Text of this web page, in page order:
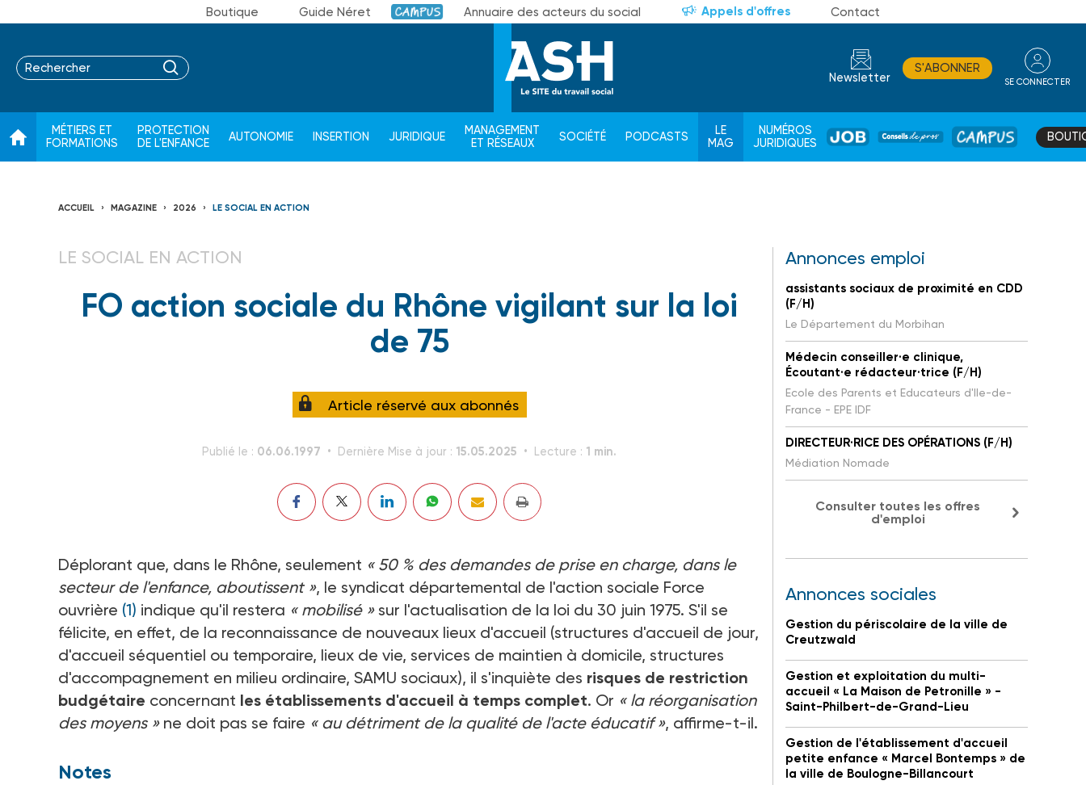
Boutique Guide Néret Campus Annuaire des acteurs du social Appels d'offres Contact
Newsletter
S'ABONNER
SE CONNECTER
MÉTIERS ET
FORMATIONS
PROTECTION
DE L'ENFANCE
AUTONOMIE INSERTION JURIDIQUE
MANAGEMENT
ET RÉSEAUX
SOCIÉTÉ PODCASTS
LE
MAG
NUMÉROS
JURIDIQUES
JOB
DE
CAMPUS
ACCUEIL MAGAZINE 2026 LE SOCIAL EN ACTION
LE SOCIAL EN ACTION
FO action sociale du Rhône vigilant sur la loi
de 75
Article réservé aux abonnés
Publié le : 06.06.1997 Dernière Mise à jour : 15.05.2025 Lecture : 1 min.
Déplorant que, dans le Rhône, seulement « 50 % des demandes de prise en charge, dans le
secteur de l'enfance, aboutissent », le syndicat départemental de l'action sociale Force
ouvrière (1) indique qu'il restera « mobilisé »sur l'actualisation de la loi du 30 juin 1975. S'il se
félicite, en effet, de la reconnaissance de nouveaux lieux d'accueil (structures d'accueil de jour,
d'accueil séquentiel ou temporaire, lieux de vie, services de maintien à domicile, structures
d'accompagnement en milieu ordinaire, SAMU sociaux), il s'inquiète des risques de restriction
budgétaire concernant les établissements d'accueil à temps complet. Or « la réorganisation
des moyens »ne doit pas se faire « au détriment de la qualité de l'acte éducatif », affirme-t-il.
Notes
Annonces emploi
assistants sociaux de proximité en CDD
(F/H)
Le Département du Morbihan
Médecin conseiller·e clinique,
Écoutant·e rédacteur·trice (F/H)
Ecole des Parents et Educateurs d'Ile-de-
France - EPE IDF
DIRECTEUR·RICE DES OPÉRATIONS (F/H)
Médiation Nomade
Consulter toutes les offres
d'emploi
Annonces sociales
Gestion du périscolaire de la ville de
Creutzwald
Gestion et exploitation du multi-
accueil « La Maison de Petronille » -
Saint-Philbert-de-Grand-Lieu
Gestion de l'établissement d'accueil
petite enfance « Marcel Bontemps » de
la ville de Boulogne-Billancourt